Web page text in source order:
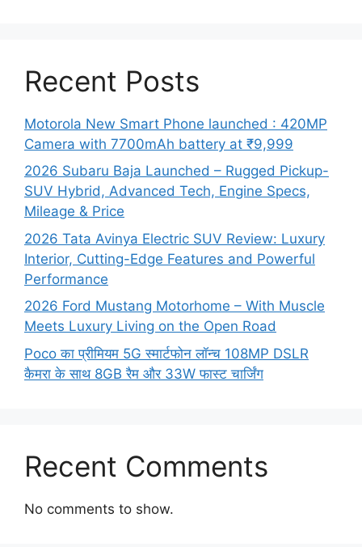
Recent Posts
Motorola New Smart Phone launched : 420MP
Camera with 7700mAh battery at ₹9,999
2026 Subaru Baja Launched – Rugged Pickup-
SUV Hybrid, Advanced Tech, Engine Specs,
Mileage & Price
2026 Tata Avinya Electric SUV Review: Luxury
Interior, Cutting-Edge Features and Powerful
Performance
2026 Ford Mustang Motorhome – With Muscle
Meets Luxury Living on the Open Road
Poco का प्रीमियम 5G स्मार्टफोन लॉन्च 108MP DSLR
कैमरा के साथ 8GB रैम और 33W फास्ट चार्जिंग
Recent Comments
No comments to show.